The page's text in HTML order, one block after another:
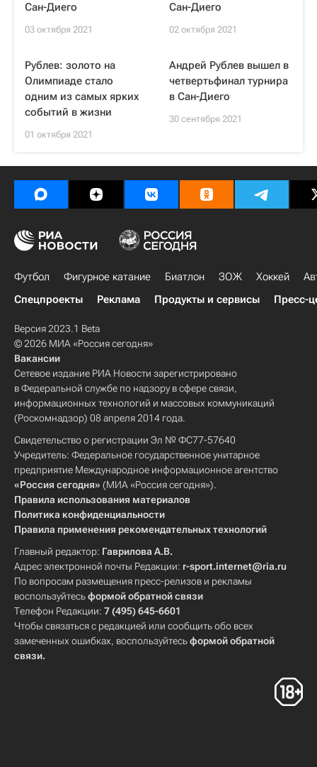
Сан-Диего
03 октября 2021
Сан-Диего
02 октября 2021
Рублев: золото на
Олимпиаде стало
одним из самых ярких
событий в жизни
01 октября 2021
Андрей Рублев вышел в
четвертьфинал турнира
в Сан-Диего
30 сентября 2021
Футбол Фигурное катание Биатлон ЗОЖ Хоккей
Спецпроекты
Реклама Продукты и сервисы Пресс-
Версия 2023.1 Beta
© 2026 МИА «Россия сегодня»
Вакансии
Сетевое издание РИА Новости зарегистрировано
в Федеральной службе по надзору в сфере связи,
информационных технологий и массовых коммуникаций
(Роскомнадзор) 08 апреля 2014 года.
Свидетельство о регистрации Эл № ФС77-57640
Учредитель: Федеральное государственное унитарное
предприятие Международное информационное агентство
«Россия сегодня» (МИА «Россия сегодня»).
Правила использования материалов
Политика конфиденциальности
Правила применения рекомендательных технологий
Главный редактор: Гаврилова А.В.
Адрес электронной почты Редакции: r-sport.internet@ria.ru
По вопросам размещения пресс-релизов и рекламы
воспользуйтесьформой обратной связи
Телефон Редакции: 7 (495) 645-6601
Чтобы связаться с редакцией или сообщить обо всех
замеченных ошибках, воспользуйтесьформой обратной
связи.